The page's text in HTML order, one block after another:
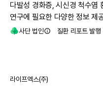
다발성 경화증, 시신경 척수염
연구에 필요한 다양한 정보 제
사단 법인 질환 리포트 발행
라이프엑스(주)